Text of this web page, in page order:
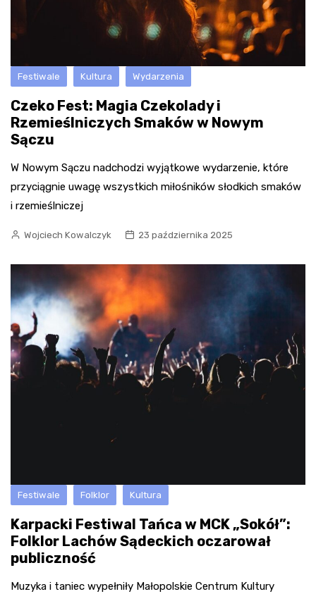
Festiwale Kultura Wydarzenia
Czeko Fest: Magia Czekolady i
Rzemieślniczych Smaków w Nowym
Sączu
W Nowym Sączu nadchodzi wyjątkowe wydarzenie, które
przyciągnie uwagę wszystkich miłośników słodkich smaków
i rzemieślniczej
Wojciech Kowalczyk 23 października 2025
Festiwale Folklor Kultura
Karpacki Festiwal Tańca w MCK „Sokół”:
Folklor Lachów Sądeckich oczarował
publiczność
Muzyka i taniec wypełniły Małopolskie Centrum Kultury